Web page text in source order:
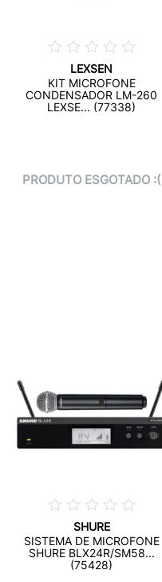
LEXSEN
KIT MICROFONE
CONDENSADOR LM-260
LEXSE... (77338)
PRODUTO ESGOTADO :(
SHURE
SISTEMA DE MICROFONE
SHURE BLX24R/SM58...
(75428)